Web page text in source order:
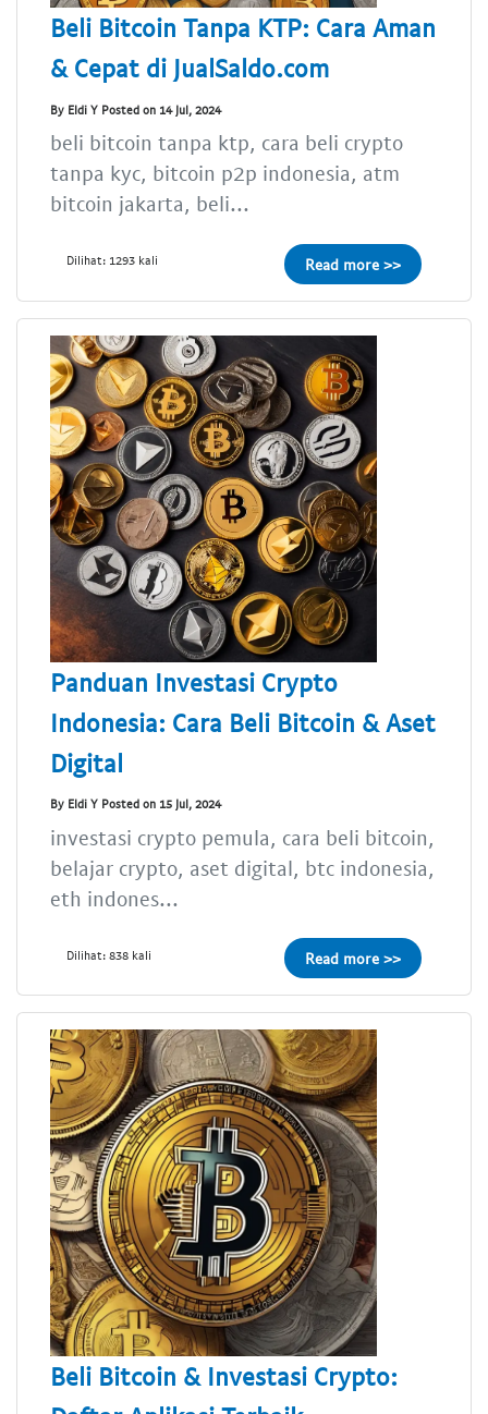
Beli Bitcoin Tanpa KTP: Cara Aman
& Cepat di JualSaldo.com
By Eldi Y Posted on 14 Jul, 2024
beli bitcoin tanpa ktp, cara beli crypto
tanpa kyc, bitcoin p2p indonesia, atm
bitcoin jakarta, beli...
Dilihat: 1293 kali Read more >>
Panduan Investasi Crypto
Indonesia: Cara Beli Bitcoin & Aset
Digital
By Eldi Y Posted on 15 Jul, 2024
investasi crypto pemula, cara beli bitcoin,
belajar crypto, aset digital, btc indonesia,
eth indones...
Dilihat: 838 kali Read more >>
Beli Bitcoin & Investasi Crypto: